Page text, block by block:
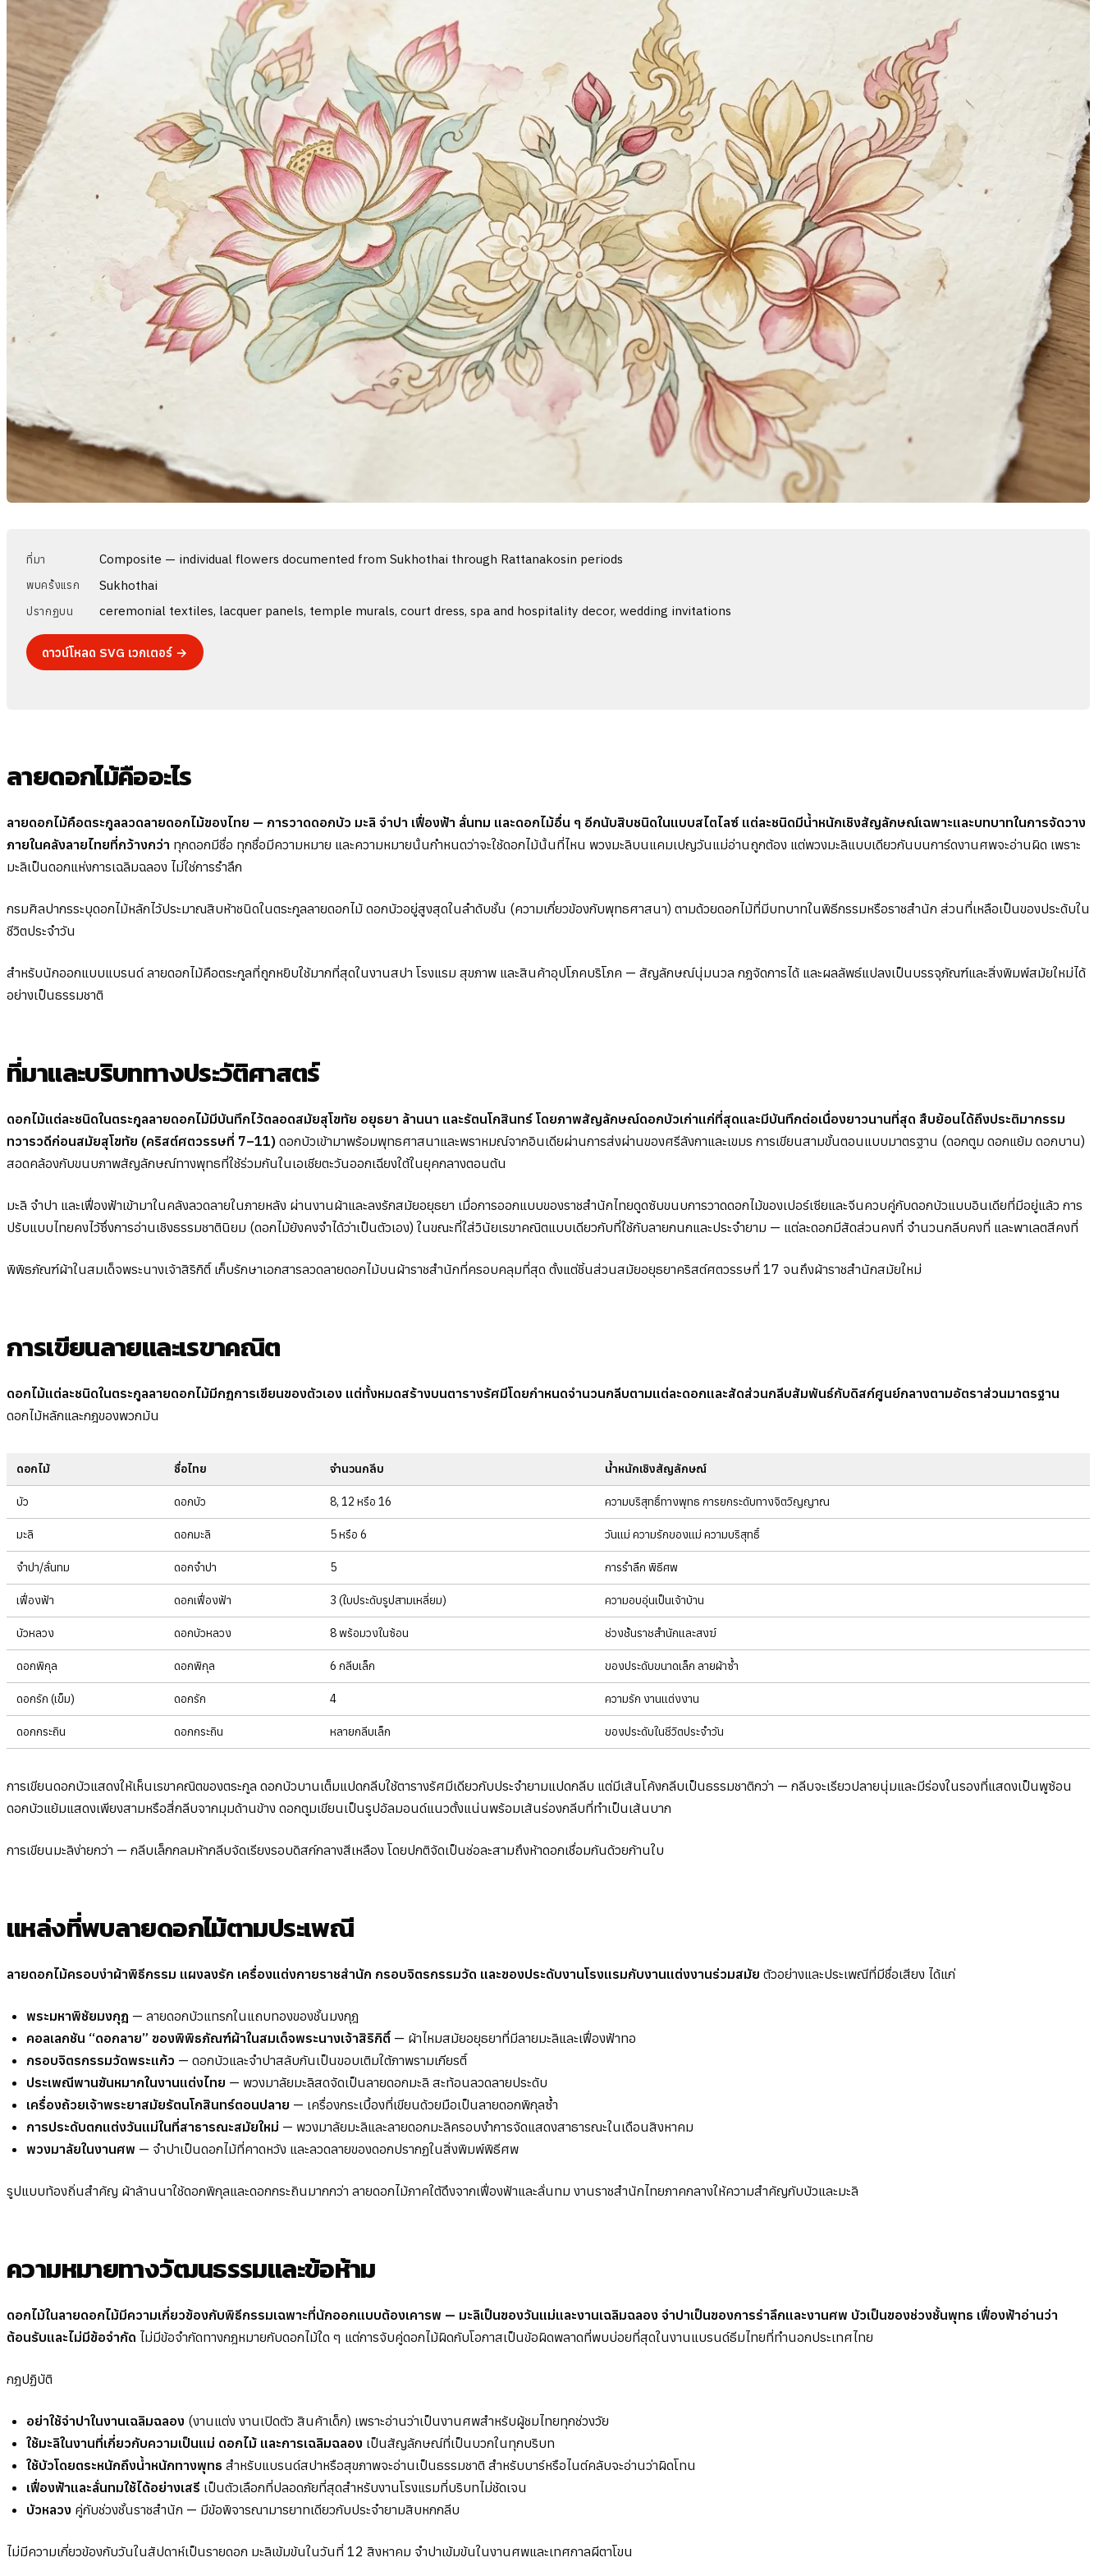
ที่มา Composite — individual flowers documented from Sukhothai through Rattanakosin periods
พบครั้งแรก Sukhothai
ปรากฏบน ceremonial textiles, lacquer panels, temple murals, court dress, spa and hospitality decor, wedding invitations
ดาวน์โหลด SVG เวกเตอร์ →
ลายดอกไม้คืออะไร
ลายดอกไม้คือตระกูลลวดลายดอกไม้ของไทย — การวาดดอกบัว มะลิ จำปา เฟื่องฟ้า ลั่นทม และดอกไม้อื่น ๆ อีกนับสิบชนิดในแบบสไตไลซ์ แต่ละชนิดมีน้ำหนักเชิงสัญลักษณ์เฉพาะและบทบาทในการจัดวาง
ภายในคลังลายไทยที่กว้างกว่า ทุกดอกมีชื่อ ทุกชื่อมีความหมาย และความหมายนั้นกำหนดว่าจะใช้ดอกไม้นั้นที่ไหน พวงมะลิบนแคมเปญวันแม่อ่านถูกต้อง แต่พวงมะลิแบบเดียวกันบนการ์ดงานศพจะอ่านผิด เพราะ
มะลิเป็นดอกแห่งการเฉลิมฉลอง ไม่ใช่การรำลึก
กรมศิลปากรระบุดอกไม้หลักไว้ประมาณสิบห้าชนิดในตระกูลลายดอกไม้ ดอกบัวอยู่สูงสุดในลำดับชั้น (ความเกี่ยวข้องกับพุทธศาสนา) ตามด้วยดอกไม้ที่มีบทบาทในพิธีกรรมหรือราชสำนัก ส่วนที่เหลือเป็นของประดับใน
ชีวิตประจำวัน
สำหรับนักออกแบบแบรนด์ ลายดอกไม้คือตระกูลที่ถูกหยิบใช้มากที่สุดในงานสปา โรงแรม สุขภาพ และสินค้าอุปโภคบริโภค — สัญลักษณ์นุ่มนวล กฎจัดการได้ และผลลัพธ์แปลงเป็นบรรจุภัณฑ์และสิ่งพิมพ์สมัยใหม่ได้
อย่างเป็นธรรมชาติ
ที่มาและบริบททางประวัติศาสตร์
ดอกไม้แต่ละชนิดในตระกูลลายดอกไม้มีบันทึกไว้ตลอดสมัยสุโขทัย อยุธยา ล้านนา และรัตนโกสินทร์ โดยภาพสัญลักษณ์ดอกบัวเก่าแก่ที่สุดและมีบันทึกต่อเนื่องยาวนานที่สุด สืบย้อนได้ถึงประติมากรรม
ทวารวดีก่อนสมัยสุโขทัย (คริสต์ศตวรรษที่ 7–11) ดอกบัวเข้ามาพร้อมพุทธศาสนาและพราหมณ์จากอินเดียผ่านการส่งผ่านของศรีลังกาและเขมร การเขียนสามขั้นตอนแบบมาตรฐาน (ดอกตูม ดอกแย้ม ดอกบาน)
สอดคล้องกับขนบภาพสัญลักษณ์ทางพุทธที่ใช้ร่วมกันในเอเชียตะวันออกเฉียงใต้ในยุคกลางตอนต้น
มะลิ จำปา และเฟื่องฟ้าเข้ามาในคลังลวดลายในภายหลัง ผ่านงานผ้าและลงรักสมัยอยุธยา เมื่อการออกแบบของราชสำนักไทยดูดซับขนบการวาดดอกไม้ของเปอร์เซียและจีนควบคู่กับดอกบัวแบบอินเดียที่มีอยู่แล้ว การ
ปรับแบบไทยคงไว้ซึ่งการอ่านเชิงธรรมชาตินิยม (ดอกไม้ยังคงจำได้ว่าเป็นตัวเอง) ในขณะที่ใส่วินัยเรขาคณิตแบบเดียวกับที่ใช้กับลายกนกและประจำยาม — แต่ละดอกมีสัดส่วนคงที่ จำนวนกลีบคงที่ และพาเลตสีคงที่
พิพิธภัณฑ์ผ้าในสมเด็จพระนางเจ้าสิริกิติ์ เก็บรักษาเอกสารลวดลายดอกไม้บนผ้าราชสำนักที่ครอบคลุมที่สุด ตั้งแต่ชิ้นส่วนสมัยอยุธยาคริสต์ศตวรรษที่ 17 จนถึงผ้าราชสำนักสมัยใหม่
การเขียนลายและเรขาคณิต
ดอกไม้แต่ละชนิดในตระกูลลายดอกไม้มีกฎการเขียนของตัวเอง แต่ทั้งหมดสร้างบนตารางรัศมีโดยกำหนดจำนวนกลีบตามแต่ละดอกและสัดส่วนกลีบสัมพันธ์กับดิสก์ศูนย์กลางตามอัตราส่วนมาตรฐาน
ดอกไม้หลักและกฎของพวกมัน
ดอกไม้ ชื่อไทย จำนวนกลีบ น้ำหนักเชิงสัญลักษณ์
บัว ดอกบัว 8, 12 หรือ 16 ความบริสุทธิ์ทางพุทธ การยกระดับทางจิตวิญญาณ
มะลิ ดอกมะลิ 5 หรือ 6 วันแม่ ความรักของแม่ ความบริสุทธิ์
จำปา/ลั่นทม ดอกจำปา 5 การรำลึก พิธีศพ
เฟื่องฟ้า ดอกเฟื่องฟ้า 3 (ใบประดับรูปสามเหลี่ยม) ความอบอุ่นเป็นเจ้าบ้าน
บัวหลวง ดอกบัวหลวง 8 พร้อมวงในซ้อน ช่วงชั้นราชสำนักและสงฆ์
ดอกพิกุล ดอกพิกุล 6 กลีบเล็ก ของประดับขนาดเล็ก ลายผ้าซ้ำ
ดอกรัก (เข็ม) ดอกรัก 4 ความรัก งานแต่งงาน
ดอกกระถิน ดอกกระถิน หลายกลีบเล็ก ของประดับในชีวิตประจำวัน
การเขียนดอกบัวแสดงให้เห็นเรขาคณิตของตระกูล ดอกบัวบานเต็มแปดกลีบใช้ตารางรัศมีเดียวกับประจำยามแปดกลีบ แต่มีเส้นโค้งกลีบเป็นธรรมชาติกว่า — กลีบจะเรียวปลายนุ่มและมีร่องในรองที่แสดงเป็นพูซ้อน
ดอกบัวแย้มแสดงเพียงสามหรือสี่กลีบจากมุมด้านข้าง ดอกตูมเขียนเป็นรูปอัลมอนด์แนวตั้งแน่นพร้อมเส้นร่องกลีบที่ทำเป็นเส้นบาก
การเขียนมะลิง่ายกว่า — กลีบเล็กกลมห้ากลีบจัดเรียงรอบดิสก์กลางสีเหลือง โดยปกติจัดเป็นช่อละสามถึงห้าดอกเชื่อมกันด้วยก้านใบ
แหล่งที่พบลายดอกไม้ตามประเพณี
ลายดอกไม้ครอบงำผ้าพิธีกรรม แผงลงรัก เครื่องแต่งกายราชสำนัก กรอบจิตรกรรมวัด และของประดับงานโรงแรมกับงานแต่งงานร่วมสมัย ตัวอย่างและประเพณีที่มีชื่อเสียง ได้แก่
พระมหาพิชัยมงกุฎ — ลายดอกบัวแทรกในแถบทองของชั้นมงกุฎ
คอลเลกชัน “ดอกลาย” ของพิพิธภัณฑ์ผ้าในสมเด็จพระนางเจ้าสิริกิติ์ — ผ้าไหมสมัยอยุธยาที่มีลายมะลิและเฟื่องฟ้าทอ
กรอบจิตรกรรมวัดพระแก้ว — ดอกบัวและจำปาสลับกันเป็นขอบเติมใต้ภาพรามเกียรติ์
ประเพณีพานขันหมากในงานแต่งไทย — พวงมาลัยมะลิสดจัดเป็นลายดอกมะลิ สะท้อนลวดลายประดับ
เครื่องถ้วยเจ้าพระยาสมัยรัตนโกสินทร์ตอนปลาย — เครื่องกระเบื้องที่เขียนด้วยมือเป็นลายดอกพิกุลซ้ำ
การประดับตกแต่งวันแม่ในที่สาธารณะสมัยใหม่ — พวงมาลัยมะลิและลายดอกมะลิครอบงำการจัดแสดงสาธารณะในเดือนสิงหาคม
พวงมาลัยในงานศพ — จำปาเป็นดอกไม้ที่คาดหวัง และลวดลายของดอกปรากฏในสิ่งพิมพ์พิธีศพ
รูปแบบท้องถิ่นสำคัญ ผ้าล้านนาใช้ดอกพิกุลและดอกกระถินมากกว่า ลายดอกไม้ภาคใต้ดึงจากเฟื่องฟ้าและลั่นทม งานราชสำนักไทยภาคกลางให้ความสำคัญกับบัวและมะลิ
ความหมายทางวัฒนธรรมและข้อห้าม
ดอกไม้ในลายดอกไม้มีความเกี่ยวข้องกับพิธีกรรมเฉพาะที่นักออกแบบต้องเคารพ — มะลิเป็นของวันแม่และงานเฉลิมฉลอง จำปาเป็นของการรำลึกและงานศพ บัวเป็นของช่วงชั้นพุทธ เฟื่องฟ้าอ่านว่า
ต้อนรับและไม่มีข้อจำกัด ไม่มีข้อจำกัดทางกฎหมายกับดอกไม้ใด ๆ แต่การจับคู่ดอกไม้ผิดกับโอกาสเป็นข้อผิดพลาดที่พบบ่อยที่สุดในงานแบรนด์ธีมไทยที่ทำนอกประเทศไทย
กฎปฏิบัติ
อย่าใช้จำปาในงานเฉลิมฉลอง (งานแต่ง งานเปิดตัว สินค้าเด็ก) เพราะอ่านว่าเป็นงานศพสำหรับผู้ชมไทยทุกช่วงวัย
ใช้มะลิในงานที่เกี่ยวกับความเป็นแม่ ดอกไม้ และการเฉลิมฉลอง เป็นสัญลักษณ์ที่เป็นบวกในทุกบริบท
ใช้บัวโดยตระหนักถึงน้ำหนักทางพุทธ สำหรับแบรนด์สปาหรือสุขภาพจะอ่านเป็นธรรมชาติ สำหรับบาร์หรือไนต์คลับจะอ่านว่าผิดโทน
เฟื่องฟ้าและลั่นทมใช้ได้อย่างเสรี เป็นตัวเลือกที่ปลอดภัยที่สุดสำหรับงานโรงแรมที่บริบทไม่ชัดเจน
บัวหลวง คู่กับช่วงชั้นราชสำนัก — มีข้อพิจารณามารยาทเดียวกับประจำยามสิบหกกลีบ
ไม่มีความเกี่ยวข้องกับวันในสัปดาห์เป็นรายดอก มะลิเข้มข้นในวันที่ 12 สิงหาคม จำปาเข้มข้นในงานศพและเทศกาลผีตาโขน